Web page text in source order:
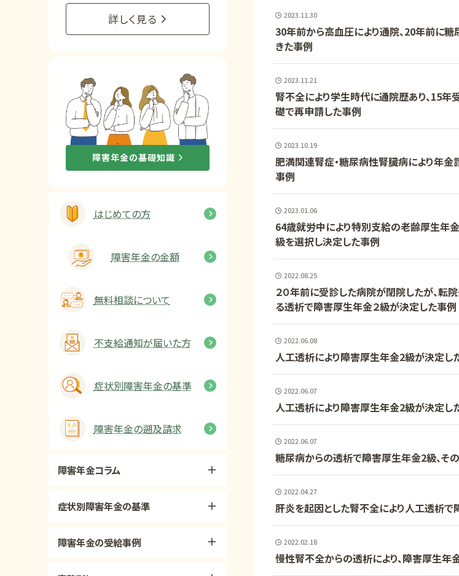
メリット
お電話でのお問い合わせ
089-907-3797
2023.11.30
30年前から高血圧により通院、20年前に
きた事例
2023.11.21
腎不全により学生時代に通院歴あり、15
礎で再申請した事例
2023.10.19
肥満関連腎症・糖尿病性腎臓病により年
事例
2023.01.06
64歳就労中により特別支給の老齢厚生年
級を選択し決定した事例
2022.08.25
２０年前に受診した病院が閉院したが、
る透析で障害厚生年金２級が決定した事例
2022.06.08
人工透析により障害厚生年金2級が決定し
2022.06.07
人工透析により障害厚生年金2級が決定し
2022.06.07
糖尿病からの透析で障害厚生年金2級、そ
2022.04.27
肝炎を起因とした腎不全により人工透析
2022.02.18
慢性腎不全からの透析により、障害厚生年
詳しく見る
障害年金の基礎知識
はじめての方
障害年金の金額
無料相談について
不支給通知が届いた方
症状別障害年金の基準
障害年金の遡及請求
障害年金コラム
症状別障害年金の基準
障害年金の受給事例